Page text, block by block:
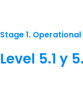
Stage 1. Operational
Level 5.1 y